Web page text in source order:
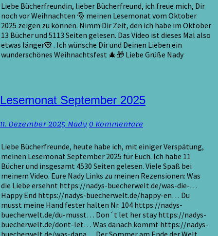
Liebe Bücherfreundin, lieber Bücherfreund, ich freue mich, Dir
noch vor Weihnachten 🎅 meinen Lesemonat vom Oktober
2025 zeigen zu können. Nimm Dir Zeit, den ich habe im Oktober
13 Bücher und 5113 Seiten gelesen. Das Video ist dieses Mal also
etwas länger🙈 . Ich wünsche Dir und Deinen Lieben ein
wunderschönes Weihnachtsfest 🎄🎁 Liebe Grüße Nady
Lesemonat
September
Lesemonat September 2025
11. Dezember 2025NadyKommentare
0 Kommentare
Liebe Bücherfreunde, heute habe ich, mit einiger Verspätung,
meinen Lesemonat September 2025 für Euch. Ich habe 11
Bücher und insgesamt 4530 Seiten gelesen. Viele Spaß bei
meinem Video. Eure Nady Links zu meinen Rezensionen: Was
die Liebe ersehnt https://nadys-buecherwelt.de/was-die-…
Happy End https://nadys-buecherwelt.de/happy-en… Du
musst meine Hand fester halten Nr. 104 https://nadys-
buecherwelt.de/du-musst… Don´t let her stay https://nadys-
buecherwelt.de/dont-let… Was danach kommt https://nadys-
buecherwelt.de/was-dana… Der Sommer am Ende der Welt